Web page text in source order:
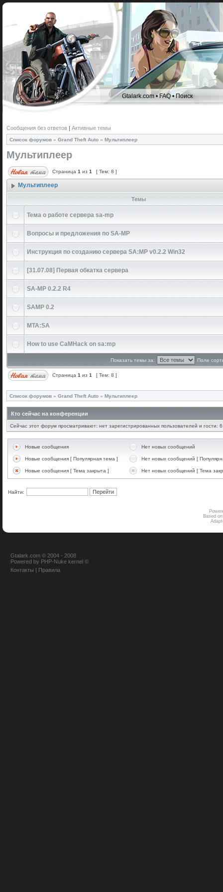
Gtalark.com •FAQ•Поиск
Сообщения без ответов | Активные темы
Список форумов » Grand Theft Auto » Мультиплеер
Мультиплеер
Страница 1 из 1 [ Тем: 8 ]
Мультиплеер
Темы
Тема о работе сервера sa-mp
Вопросы и предложения по SA-MP
Инструкция по созданию сервера SA:MP v0.2.2 Win32
[31.07.08] Первая обкатка сервера
SA-MP 0.2.2 R4
SAMP 0.2
MTA:SA
How to use CaMHack on sa:mp
Показать темы за: Поле
Страница 1 из 1 [ Тем: 8 ]
Список форумов » Grand Theft Auto » Мультиплеер
Кто сейчас на конференции
Сейчас этот форум просматривают: нет зарегистрированных пользователей и гости: 6
Новые сообщения Нет новых сообщений
Новые сообщения [ Популярная тема ] Нет новых сообщений [
Новые сообщения [ Тема закрыта ] Нет новых сообщений [ Тема
Найти:
Based
Gtalark.com © 2004 - 2008
Powered by PHP-Nuke kernel ©
Контакты | Правила